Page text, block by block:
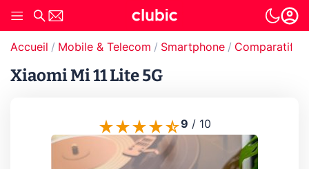
Accueil Mobile & Telecom Smartphone Comparatif
Xiaomi Mi 11 Lite 5G
9 / 10